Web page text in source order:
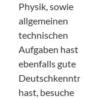
Physik, sowie
allgemeinen
technischen
Aufgaben hast
ebenfalls gute
hast, besuche